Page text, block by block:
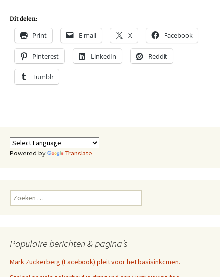
Dit delen:
Print E-mail X Facebook
Pinterest LinkedIn Reddit
Tumblr
Powered by Translate
Zoeken
naar:
Populaire berichten & pagina’s
Mark Zuckerberg (Facebook) pleit voor het basisinkomen.